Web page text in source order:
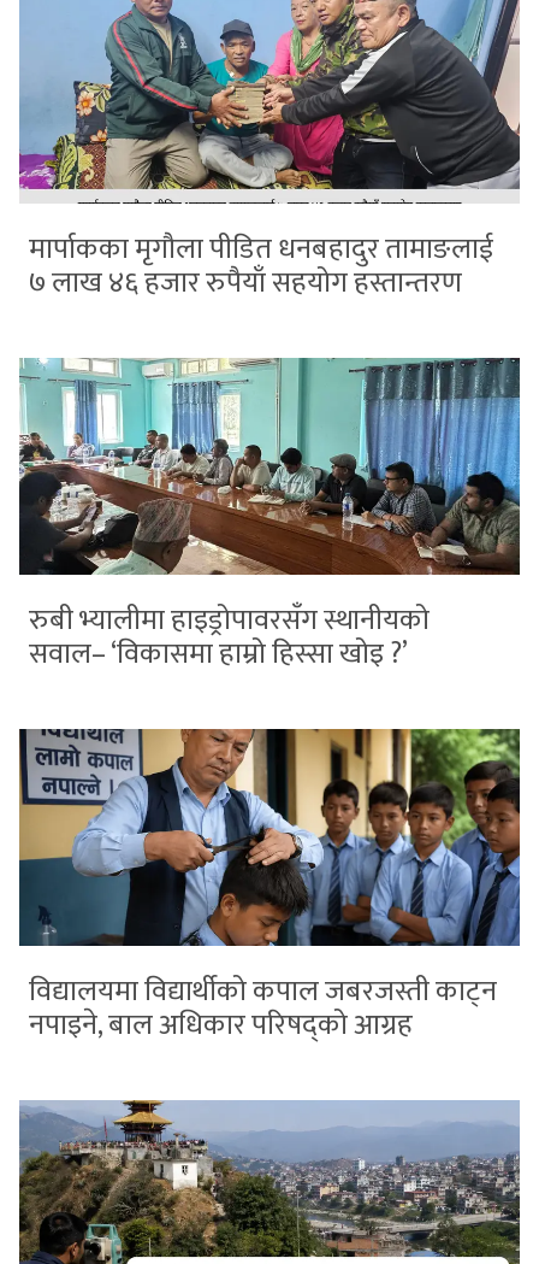
मार्पाकका मृगौला पीडित धनबहादुर तामाङलाई
७ लाख ४६ हजार रुपैयाँ सहयोग हस्तान्तरण
रुबी भ्यालीमा हाइड्रोपावरसँग स्थानीयको
सवाल– ‘विकासमा हाम्रो हिस्सा खोइ ?’
विद्यालयमा विद्यार्थीको कपाल जबरजस्ती काट्न
नपाइने, बाल अधिकार परिषद्को आग्रह